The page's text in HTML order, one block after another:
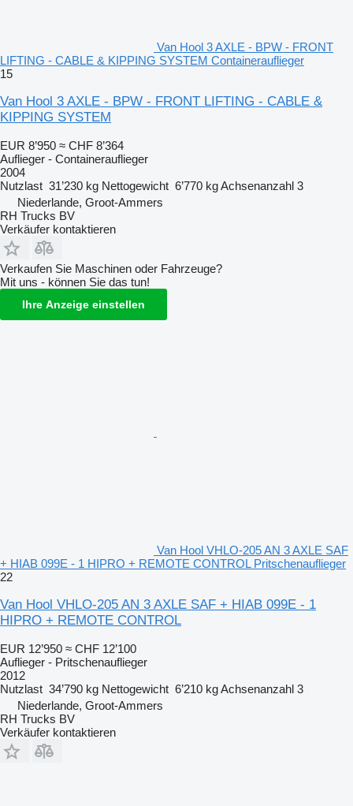
Van Hool 3 AXLE - BPW - FRONT
LIFTING - CABLE & KIPPING SYSTEM Containerauflieger
15
Van Hool 3 AXLE - BPW - FRONT LIFTING - CABLE &
KIPPING SYSTEM
EUR 8’950 ≈ CHF 8’364
Auflieger - Containerauflieger
2004
Nutzlast 31’230 kg Nettogewicht 6’770 kgAchsenanzahl 3
Niederlande, Groot-Ammers
RH Trucks BV
Verkäufer kontaktieren
Verkaufen Sie Maschinen oder Fahrzeuge?
Mit uns - können Sie das tun!
Ihre Anzeige einstellen
Van Hool VHLO-205 AN 3 AXLE SAF
+ HIAB 099E - 1 HIPRO + REMOTE CONTROL Pritschenauflieger
22
Van Hool VHLO-205 AN 3 AXLE SAF + HIAB 099E - 1
HIPRO + REMOTE CONTROL
EUR 12’950 ≈ CHF 12’100
Auflieger - Pritschenauflieger
2012
Nutzlast 34’790 kg Nettogewicht 6’210 kgAchsenanzahl 3
Niederlande, Groot-Ammers
RH Trucks BV
Verkäufer kontaktieren